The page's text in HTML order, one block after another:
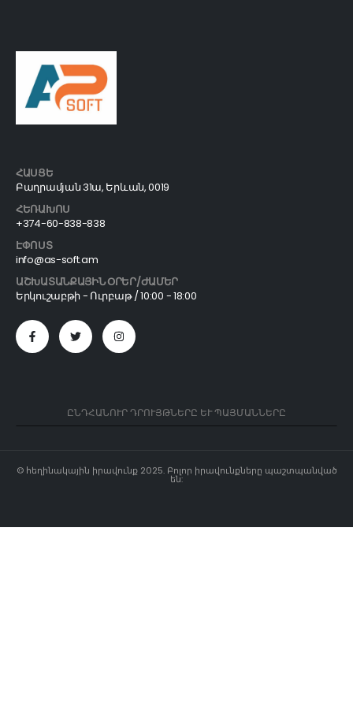
ՀԱՍՑԵ
Բաղրամյան 31ա, Երևան, 0019
ՀԵՌԱԽՈՍ
+374-60-838-838
ԷՓՈՍՏ
info@as-soft.am
ԱՇԽԱՏԱՆՔԱՅԻՆ ՕՐԵՐ/ԺԱՄԵՐ
Երկուշաբթի - Ուրբաթ / 10:00 - 18:00
ԸՆԴՀԱՆՈՒՐ ԴՐՈՒՅԹՆԵՐԸ ԵՒ ՊԱՅՄԱՆՆԵՐԸ
© հեղինակային իրավունք 2025. Բոլոր իրավունքները պաշտպանված
են: